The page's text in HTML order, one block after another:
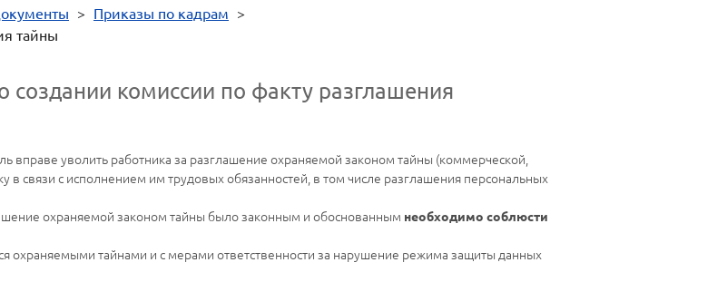
> Приказы по кадрам >
тайны
создании комиссии по факту разглашения
вправе уволить работника за разглашение охраняемой законом тайны (коммерческой,
в связи с исполнением им трудовых обязанностей, в том числе разглашения персональных
охраняемой законом тайны было законным и обоснованным необходимо соблюсти
охраняемыми тайнами и с мерами ответственности за нарушение режима защиты данных